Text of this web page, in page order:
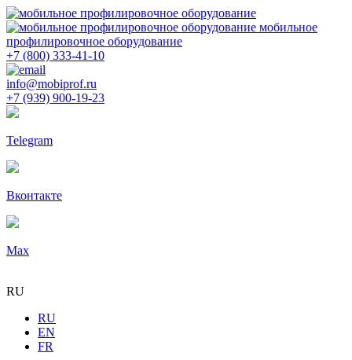
мобильное
профилировочное оборудование
+7 (800) 333-41-10
info@mobiprof.ru
+7 (939) 900-19-23
Telegram
Вконтакте
Max
RU
RU
EN
FR